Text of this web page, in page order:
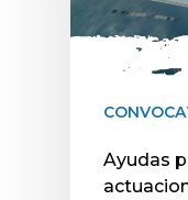
Ayudas